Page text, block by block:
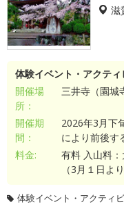
滋
体験イベント・アクテ
開催場
所：
三井寺（園城
開催期
間：
2026年3月下
により前後す
料金:
有料 入山料
（3月１日よ
体験イベント・アクティ